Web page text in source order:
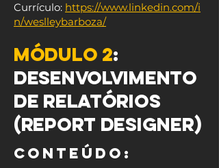
Currículo: https://www.linkedin.com/i
n/weslleybarboza/
Módulo 2:
Desenvolvimento
de Relatórios
(Report Designer)
Conteúdo: